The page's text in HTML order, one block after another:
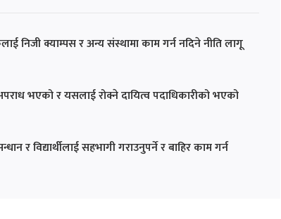
निजी क्याम्पस र अन्य संस्थामा काम गर्न नदिने नीति लागू
भएको र यसलाई रोक्ने दायित्व पदाधिकारीको भएको
र विद्यार्थीलाई सहभागी गराउनुपर्ने र बाहिर काम गर्न